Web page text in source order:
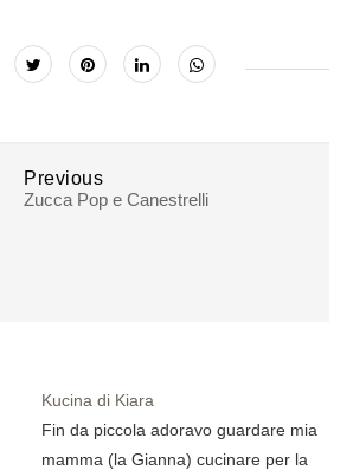
Previous
Zucca Pop e Canestrelli
Kucina di Kiara
Fin da piccola adoravo guardare mia
mamma (la Gianna) cucinare per la